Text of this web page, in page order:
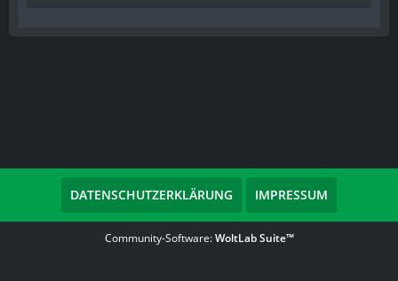
DATENSCHUTZERKLÄRUNG IMPRESSUM
Community-Software:WoltLab Suite™